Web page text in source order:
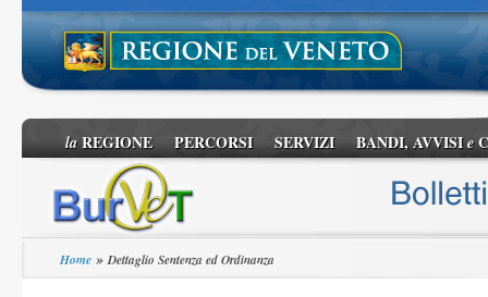
laREGIONE PERCORSI SERVIZI BANDI, AVVISIe
Home »Dettaglio Sentenza ed Ordinanza